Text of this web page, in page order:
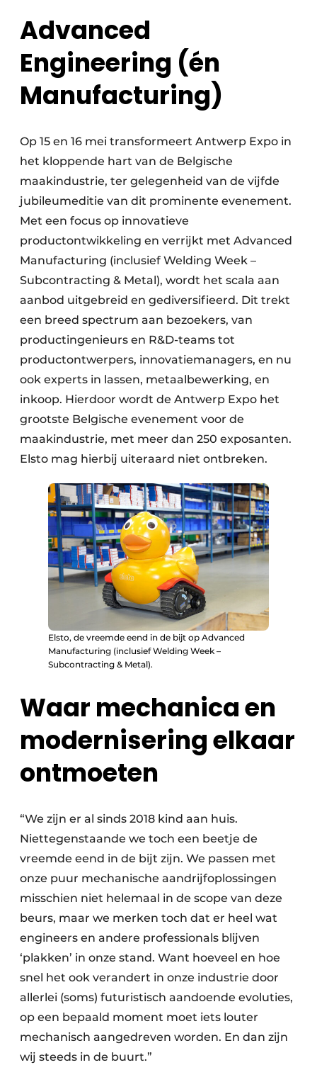
Advanced
Engineering (én
Manufacturing)
Op 15 en 16 mei transformeert Antwerp Expo in
het kloppende hart van de Belgische
maakindustrie, ter gelegenheid van de vijfde
jubileumeditie van dit prominente evenement.
Met een focus op innovatieve
productontwikkeling en verrijkt met Advanced
Manufacturing (inclusief Welding Week –
Subcontracting & Metal), wordt het scala aan
aanbod uitgebreid en gediversifieerd. Dit trekt
een breed spectrum aan bezoekers, van
productingenieurs en R&D-teams tot
productontwerpers, innovatiemanagers, en nu
ook experts in lassen, metaalbewerking, en
inkoop. Hierdoor wordt de Antwerp Expo het
grootste Belgische evenement voor de
maakindustrie, met meer dan 250 exposanten.
Elsto mag hierbij uiteraard niet ontbreken.
Elsto, de vreemde eend in de bijt op Advanced
Manufacturing (inclusief Welding Week –
Subcontracting & Metal).
Waar mechanica en
modernisering elkaar
ontmoeten
“We zijn er al sinds 2018 kind aan huis.
Niettegenstaande we toch een beetje de
vreemde eend in de bijt zijn. We passen met
onze puur mechanische aandrijfoplossingen
misschien niet helemaal in de scope van deze
beurs, maar we merken toch dat er heel wat
engineers en andere professionals blijven
‘plakken’ in onze stand. Want hoeveel en hoe
snel het ook verandert in onze industrie door
allerlei (soms) futuristisch aandoende evoluties,
op een bepaald moment moet iets louter
mechanisch aangedreven worden. En dan zijn
wij steeds in de buurt.”